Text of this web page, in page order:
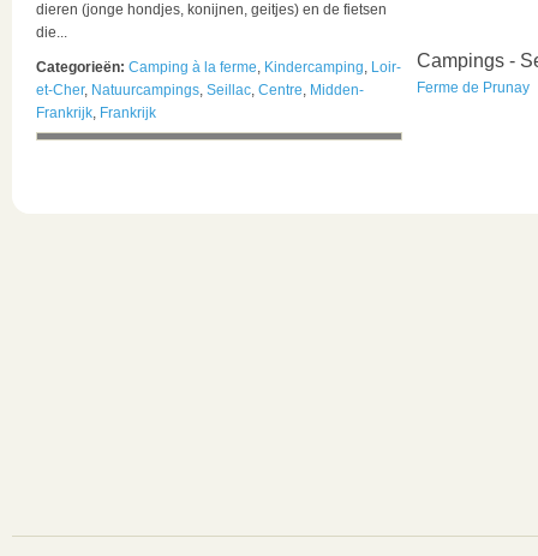
dieren (jonge hondjes, konijnen, geitjes) en de fietsen
die...
Categorieën: Camping à la ferme, Kindercamping, Loir-
et-Cher, Natuurcampings, Seillac, Centre, Midden-
Frankrijk, Frankrijk
Campings -
Ferme de Prunay